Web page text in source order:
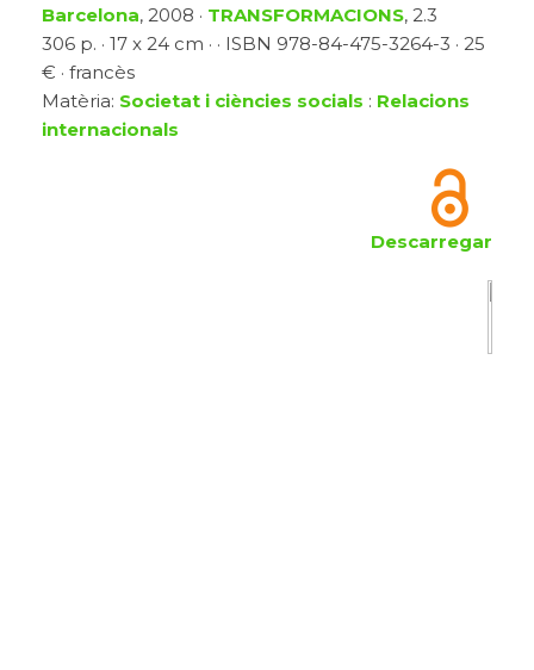
Barcelona, 2008 · TRANSFORMACIONS, 2.3
306 p. · 17 x 24 cm · · ISBN 978-84-475-3264-3 · 25
€ · francès
Matèria: Societat i ciències socials : Relacions
internacionals
Descarregar